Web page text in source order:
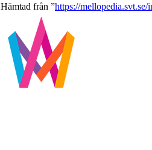
Hämtad från ”https://